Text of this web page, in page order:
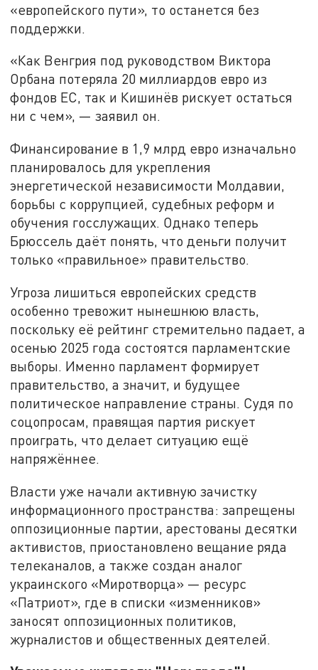
«европейского пути», то останется без
поддержки.
«Как Венгрия под руководством Виктора
Орбана потеряла 20 миллиардов евро из
фондов ЕС, так и Кишинёв рискует остаться
ни с чем», — заявил он.
Финансирование в 1,9 млрд евро изначально
планировалось для укрепления
энергетической независимости Молдавии,
борьбы с коррупцией, судебных реформ и
обучения госслужащих. Однако теперь
Брюссель даёт понять, что деньги получит
только «правильное» правительство.
Угроза лишиться европейских средств
особенно тревожит нынешнюю власть,
поскольку её рейтинг стремительно падает, а
осенью 2025 года состоятся парламентские
выборы. Именно парламент формирует
правительство, а значит, и будущее
политическое направление страны. Судя по
соцопросам, правящая партия рискует
проиграть, что делает ситуацию ещё
напряжённее.
Власти уже начали активную зачистку
информационного пространства: запрещены
оппозиционные партии, арестованы десятки
активистов, приостановлено вещание ряда
телеканалов, а также создан аналог
украинского «Миротворца» — ресурс
«Патриот», где в списки «изменников»
заносят оппозиционных политиков,
журналистов и общественных деятелей.